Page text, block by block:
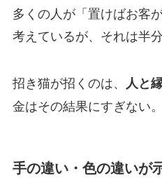
多くの人が「置けばお客
考えているが、それは半
招き猫が招くのは、 人と
金はその結果にすぎない。
手の違い・色の違いが